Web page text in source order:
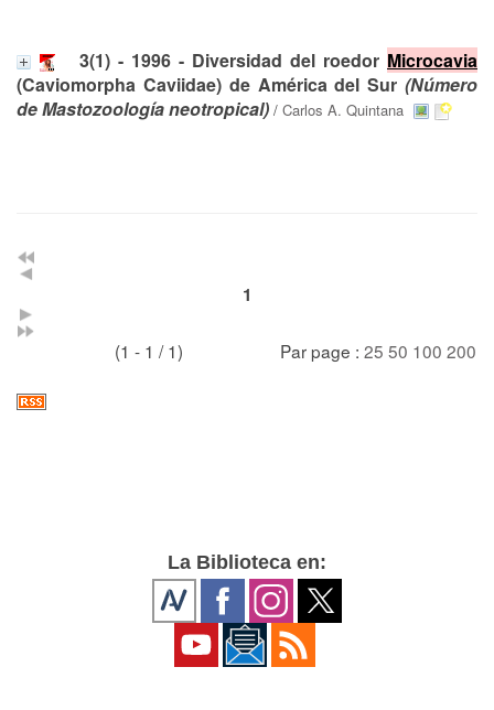
3(1) - 1996 - Diversidad del roedor Microcavia
(Caviomorpha Caviidae) de América del Sur (Número
de Mastozoología neotropical) / Carlos A. Quintana
1
(1 - 1 / 1) Par page : 25 50 100 200
La Biblioteca en: